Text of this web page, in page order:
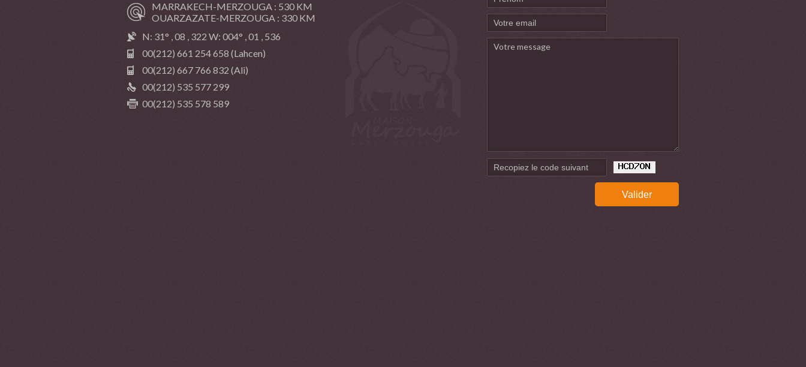
MARRAKECH-MERZOUGA : 530 KM
OUARZAZATE-MERZOUGA : 330 KM
N: 31° , 08 , 322 W: 004° , 01 , 536
00(212) 661 254 658 (Lahcen)
00(212) 667 766 832 (Ali)
00(212) 535 577 299
00(212) 535 578 589
Valider